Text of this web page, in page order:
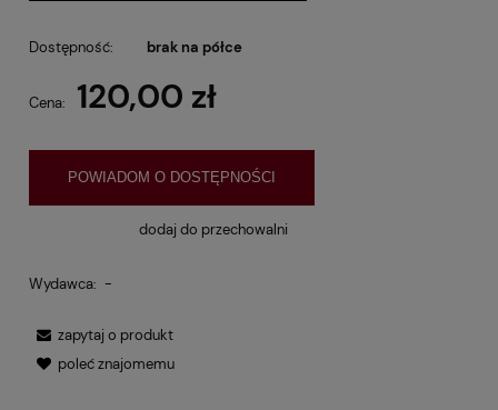
Dostępność: brak na półce
Cena: 120,00 zł
POWIADOM O DOSTĘPNOŚCI
dodaj do przechowalni
Wydawca: -
zapytaj o produkt
poleć znajomemu